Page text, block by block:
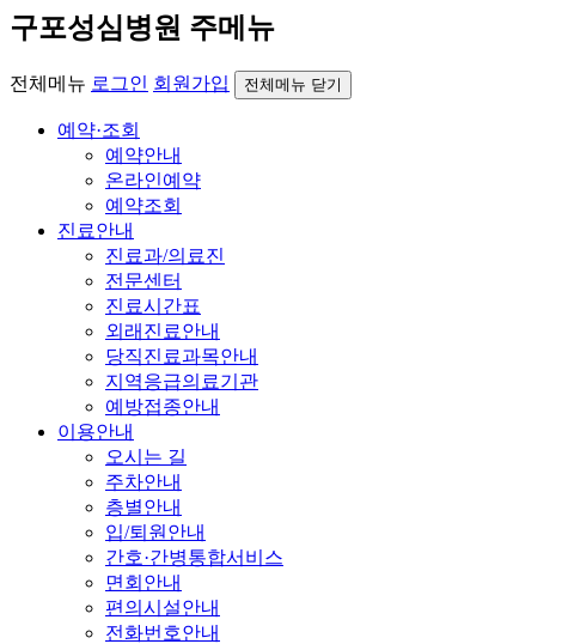
구포성심병원 주메뉴
전체메뉴 로그인 회원가입 전체메뉴 닫기
예약·조회
예약안내
온라인예약
예약조회
진료안내
진료과/의료진
전문센터
진료시간표
외래진료안내
당직진료과목안내
지역응급의료기관
예방접종안내
이용안내
오시는 길
주차안내
층별안내
입/퇴원안내
간호·간병통합서비스
면회안내
편의시설안내
전화번호안내